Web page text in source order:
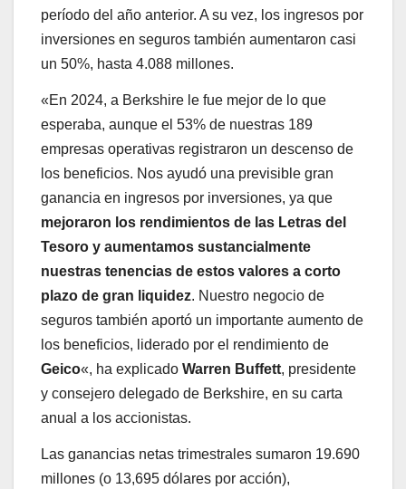
período del año anterior. A su vez, los ingresos por
inversiones en seguros también aumentaron casi
un 50%, hasta 4.088 millones.
«En 2024, a Berkshire le fue mejor de lo que
esperaba, aunque el 53% de nuestras 189
empresas operativas registraron un descenso de
los beneficios. Nos ayudó una previsible gran
ganancia en ingresos por inversiones, ya que
mejoraron los rendimientos de las Letras del
Tesoro y aumentamos sustancialmente
nuestras tenencias de estos valores a corto
plazo de gran liquidez. Nuestro negocio de
seguros también aportó un importante aumento de
los beneficios, liderado por el rendimiento de
Geico«, ha explicado Warren Buffett, presidente
y consejero delegado de Berkshire, en su carta
anual a los accionistas.
Las ganancias netas trimestrales sumaron 19.690
millones (o 13,695 dólares por acción),